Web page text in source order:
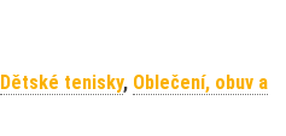
Dětské tenisky, Oblečení, obuv a